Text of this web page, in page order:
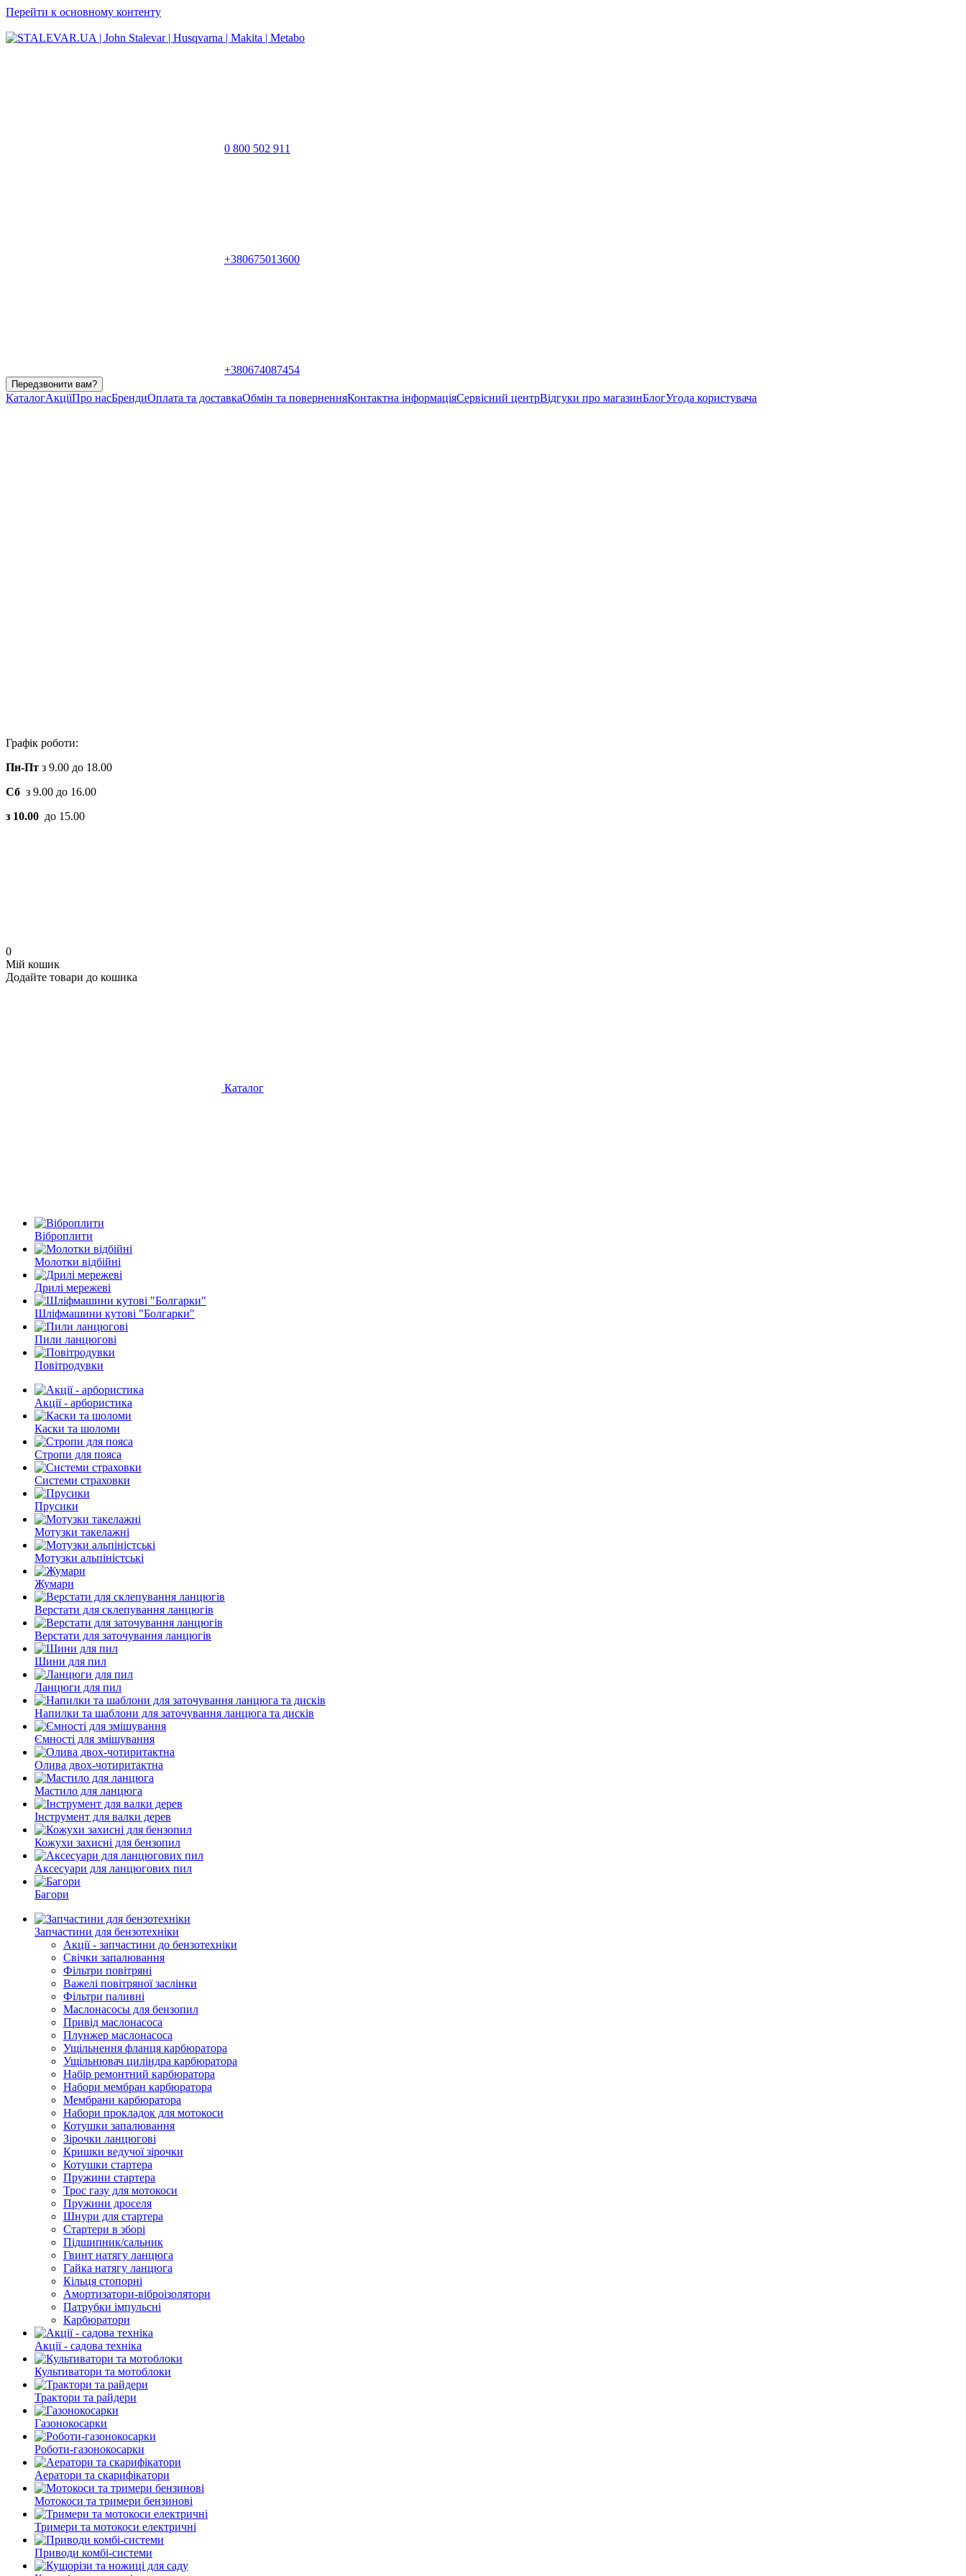
Перейти к основному контенту
0 800 502 911
+380675013600
+380674087454
Передзвонити вам?
КаталогАкціїПро насБрендиОплата та доставкаОбмін та поверненняКонтактна інформаціяСервісний центрВідгуки про магазинБлогУгода користувача
Графік роботи:
Пн-Пт з 9.00 до 18.00
Сб з 9.00 до 16.00
з 10.00 до 15.00
0
Мій кошик
Додайте товари до кошика
Каталог
Віброплити
Молотки відбійні
Дрилі мережеві
Шліфмашини кутові "Болгарки"
Пили ланцюгові
Повітродувки
Акції - арбористика
Каски та шоломи
Стропи для пояса
Системи страховки
Прусики
Мотузки такелажні
Мотузки альпіністські
Жумари
Верстати для склепування ланцюгів
Верстати для заточування ланцюгів
Шини для пил
Ланцюги для пил
Напилки та шаблони для заточування ланцюга та дисків
Ємності для змішування
Олива двох-чотиритактна
Мастило для ланцюга
Інструмент для валки дерев
Кожухи захисні для бензопил
Аксесуари для ланцюгових пил
Багори
Запчастини для бензотехніки
Акції - запчастини до бензотехніки
Свічки запалювання
Фільтри повітряні
Важелі повітряної заслінки
Фільтри паливні
Маслонасосы для бензопил
Привід маслонасоса
Плунжер маслонасоса
Ущільнення фланця карбюратора
Ущільнювач циліндра карбюратора
Набір ремонтний карбюратора
Набори мембран карбюратора
Мембрани карбюратора
Набори прокладок для мотокоси
Котушки запалювання
Зірочки ланцюгові
Кришки ведучої зірочки
Котушки стартера
Пружини стартера
Трос газу для мотокоси
Пружини дроселя
Шнури для стартера
Стартери в зборі
Підшипник/сальник
Гвинт натягу ланцюга
Гайка натягу ланцюга
Кільця стопорні
Амортизатори-віброізолятори
Патрубки імпульсні
Карбюратори
Акції - садова техніка
Культиватори та мотоблоки
Трактори та райдери
Газонокосарки
Роботи-газонокосарки
Аератори та скарифікатори
Мотокоси та тримери бензинові
Тримери та мотокоси електричні
Приводи комбі-системи